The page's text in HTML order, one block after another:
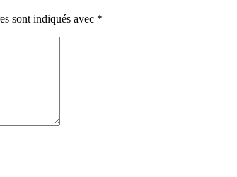
sont indiqués avec *